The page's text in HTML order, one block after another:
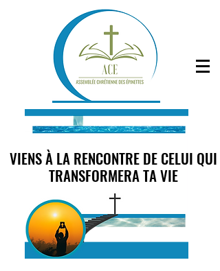
VIENS À LA RENCONTRE DE CELUI QUI
TRANSFORMERA TA VIE
VIENS À LA RENCONTRE DE CELUI QUI
TRANSFORMERA TA VIE